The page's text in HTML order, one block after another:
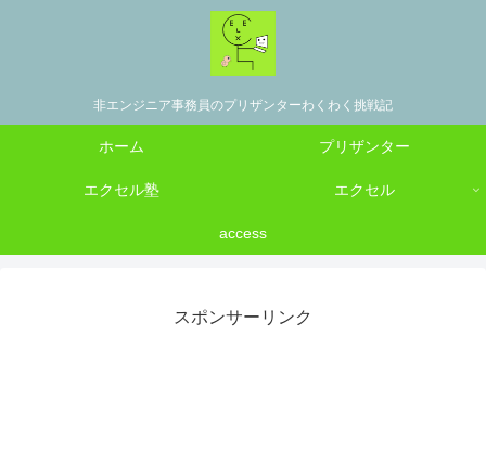
非エンジニア事務員のプリザンターわくわく挑戦記
ホーム プリザンター
エクセル塾 エクセル
access
スポンサーリンク